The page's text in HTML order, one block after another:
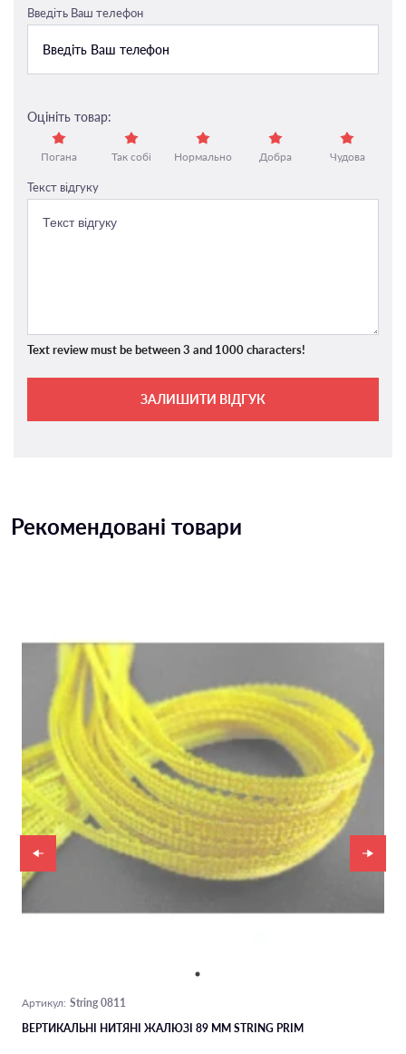
Введіть Ваш телефон
Оцініть товар:
Погана Так собі Нормально Добра Чудова
Текст відгуку
Text review must be between 3 and 1000 characters!
ЗАЛИШИТИ ВІДГУК
Рекомендовані товари
Артикул: String 0811
ВЕРТИКАЛЬНІ НИТЯНІ ЖАЛЮЗІ 89 ММ STRING PRIM